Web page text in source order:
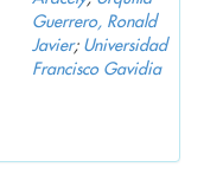
Guerrero, Ronald
Javier; Universidad
Francisco Gavidia